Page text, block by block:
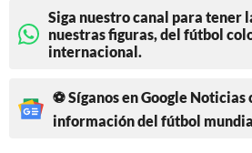
Siga nuestro canal para tener
nuestras figuras, del fútbol
internacional.
⚽ Síganos en Google Noticias
información del fútbol mundial